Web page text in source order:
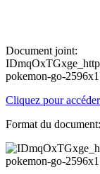
Document joint:
pokemon-go-
Cliquez pour
Format du